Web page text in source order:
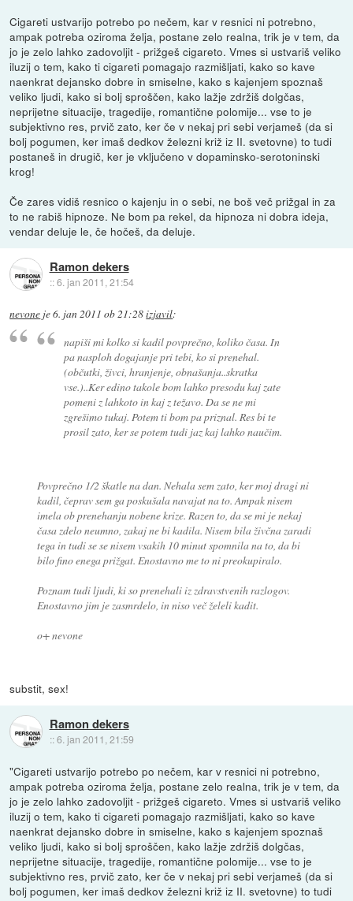
Cigareti ustvarijo potrebo po nečem, kar v resnici ni potrebno,
ampak potreba oziroma želja, postane zelo realna, trik je v tem, da
jo je zelo lahko zadovoljit - prižgeš cigareto. Vmes si ustvariš veliko
iluzij o tem, kako ti cigareti pomagajo razmišljati, kako so kave
naenkrat dejansko dobre in smiselne, kako s kajenjem spoznaš
veliko ljudi, kako si bolj sproščen, kako lažje zdržiš dolgčas,
neprijetne situacije, tragedije, romantične polomije... vse to je
subjektivno res, prvič zato, ker če v nekaj pri sebi verjameš (da si
bolj pogumen, ker imaš dedkov železni križ iz II. svetovne) to tudi
postaneš in drugič, ker je vključeno v dopaminsko-serotoninski
krog!
Če zares vidiš resnico o kajenju in o sebi, ne boš več prižgal in za
to ne rabiš hipnoze. Ne bom pa rekel, da hipnoza ni dobra ideja,
vendar deluje le, če hočeš, da deluje.
Ramon dekers
::6. jan 2011, 21:54
nevone je6. jan 2011 ob 21:28izjavil:
napiši mi kolko si kadil povprečno, koliko časa. In
pa nasploh dogajanje pri tebi, ko si prenehal.
(občutki, živci, hranjenje, obnašanja..skratka
vse.)..Ker edino takole bom lahko presodu kaj zate
pomeni z lahkoto in kaj z težavo. Da se ne mi
zgrešimo tukaj. Potem ti bom pa priznal. Res bi te
prosil zato, ker se potem tudi jaz kaj lahko naučim.
Povprečno 1/2 škatle na dan. Nehala sem zato, ker moj dragi ni
kadil, čeprav sem ga poskušala navajat na to. Ampak nisem
imela ob prenehanju nobene krize. Razen to, da se mi je nekaj
časa zdelo neumno, zakaj ne bi kadila. Nisem bila živčna zaradi
tega in tudi se se nisem vsakih 10 minut spomnila na to, da bi
bilo fino enega prižgat. Enostavno me to ni preokupiralo.
Poznam tudi ljudi, ki so prenehali iz zdravstvenih razlogov.
Enostavno jim je zasmrdelo, in niso več želeli kadit.
o+ nevone
substit, sex!
Ramon dekers
::6. jan 2011, 21:59
"Cigareti ustvarijo potrebo po nečem, kar v resnici ni potrebno,
ampak potreba oziroma želja, postane zelo realna, trik je v tem, da
jo je zelo lahko zadovoljit - prižgeš cigareto. Vmes si ustvariš veliko
iluzij o tem, kako ti cigareti pomagajo razmišljati, kako so kave
naenkrat dejansko dobre in smiselne, kako s kajenjem spoznaš
veliko ljudi, kako si bolj sproščen, kako lažje zdržiš dolgčas,
neprijetne situacije, tragedije, romantične polomije... vse to je
subjektivno res, prvič zato, ker če v nekaj pri sebi verjameš (da si
bolj pogumen, ker imaš dedkov železni križ iz II. svetovne) to tudi